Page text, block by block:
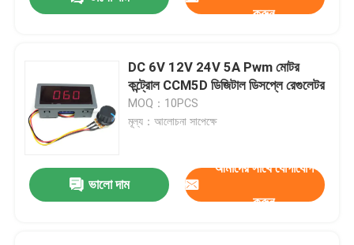
একটি বার্তা রেখে যান
আমরা শীঘ্রই আপনাকে আবার কল করব!
করুন
DC 6V 12V 24V 5A Pwm মোটর
কন্ট্রোল CCM5D ডিজিটাল ডিসপ্লে রেগুলেটর
MOQ：10PCS
মূল্য：আলোচনা সাপেক্ষে
ভালো দাম
আমাদের সাথে যোগাযোগ
করুন